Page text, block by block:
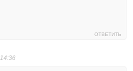
ОТВЕТИТЬ